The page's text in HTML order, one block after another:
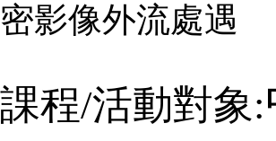
密影像外流處遇
課程/活動對象: